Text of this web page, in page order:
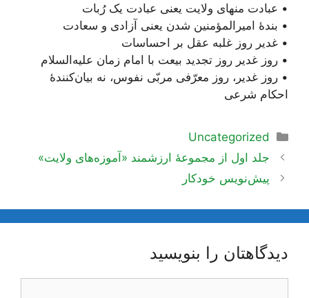
• عبادت منهای ولایت یعنی عبادت یک رُبات
• بندۀ امیرالمؤمنین شدن یعنی آزادی و سعادت
• غدیر روز غلبه عقل بر احساسات
• روز غدیر روز تجدید بیعت با امام زمان علیه‌السلام
• روز غدیر، روز معرّفی مربّی نفوس، نه بیان‌کنندۀ
احکام شرعی
دسته‌ها
Uncategorized
ناوبری
نوشته‌ها
جلد اول از مجموعۀ ارزشمند «آموزه‌های ولایت»
پیش‌نویس خودکار
دیدگاهتان را بنویسید